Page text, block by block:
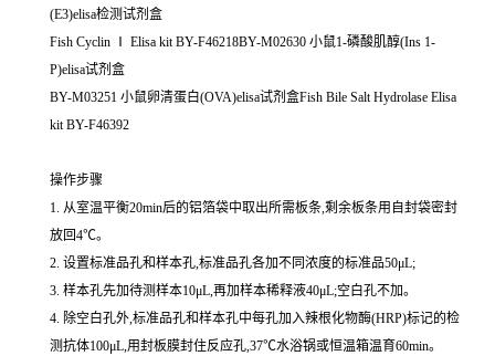
(E3)elisa检测试剂盒
Fish Cyclin Ⅰ Elisa kit BY-F46218BY-M02630 小鼠1-磷酸肌醇(Ins 1-
P)elisa试剂盒
BY-M03251 小鼠卵清蛋白(OVA)elisa试剂盒Fish Bile Salt Hydrolase Elisa
kit BY-F46392
操作步骤
1. 从室温平衡20min后的铝箔袋中取出所需板条,剩余板条用自封袋密封
放回4℃。
2. 设置标准品孔和样本孔,标准品孔各加不同浓度的标准品50μL;
3. 样本孔先加待测样本10μL,再加样本稀释液40μL;空白孔不加。
4. 除空白孔外,标准品孔和样本孔中每孔加入辣根化物酶(HRP)标记的检
测抗体100μL,用封板膜封住反应孔,37℃水浴锅或恒温箱温育60min。